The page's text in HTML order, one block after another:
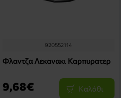
920552114
Φλαντζα Λεκανακι Καρπυρατερ
9,68€ Καλάθι